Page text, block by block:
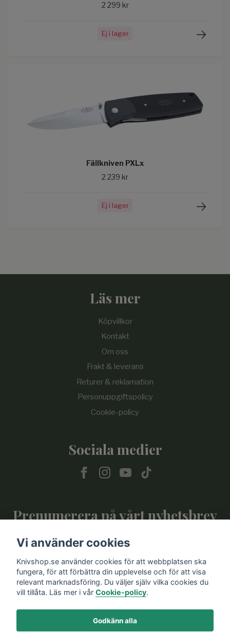
2 299 kr
Ej i lager
Fällkniven PXLx
2 239 kr
Ej i lager
Läs mer
Köpvillkor
Kontakt
Om oss
Frakt & leverans
Returer & reklamation
Personuppgiftspolicy
Cookie-policy
Sociala medier
Prenumerera på vårt nyhetsbrev
Vi använder cookies
Knivshop.se använder cookies för att webbplatsen ska
fungera, för att förbättra din upplevelse och för att visa
relevant marknadsföring. Du väljer själv vilka cookies du
vill tillåta. Läs mer i vår Cookie-policy.
Godkänn alla